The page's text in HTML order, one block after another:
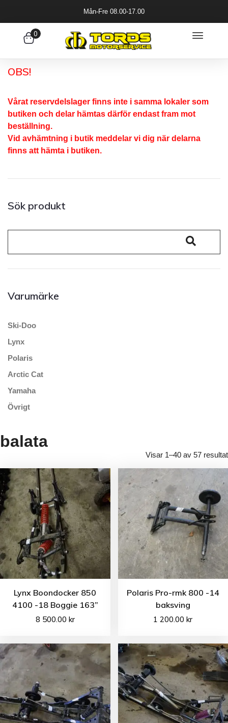
Mån-Fre 08.00-17.00
0
OBS!
Vårat reservdelslager finns inte i samma lokaler som
butiken och delar hämtas därför endast fram mot
beställning.
Vid avhämtning i butik meddelar vi dig när delarna
finns att hämta i butiken.
Sök produkt
Varumärke
Ski-Doo
Lynx
Polaris
Arctic Cat
Yamaha
Övrigt
balata
Visar 1–40 av 57 resultat
Lynx Boondocker 850
4100 -18 Boggie 163”
8 500.00 kr
Polaris Pro-rmk 800 -14
baksving
1 200.00kr